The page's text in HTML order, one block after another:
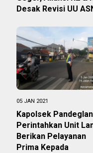
Desak Revisi UU
05 JAN 2021
Kapolsek
Perintahkan Unit
Berikan Pelayanan
Prima Kepada